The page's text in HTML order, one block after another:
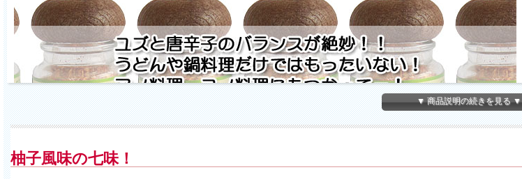
▼ 商品説明の続きを見る ▼
柚子風味の七味！